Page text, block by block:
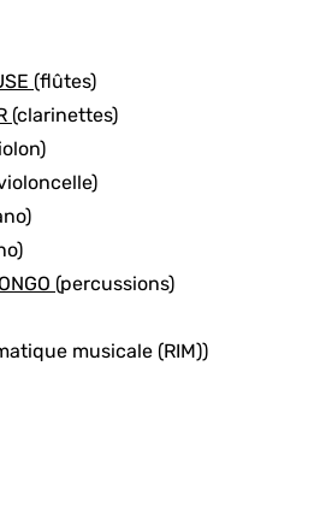
(flûtes)
(clarinettes)
(percussions)
musicale (RIM))